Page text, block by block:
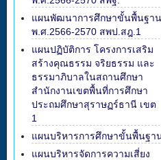
แผนพัฒนาการศึกษาขั้นพื้นฐาน
พ.ศ.2566-2570 สพป.สฎ.1
แผนปฏิบัติการ โครงการเสริม
สร้างคุณธรรม จริยธรรม และ
ธรรมาภิบาลในสถานศึกษา
สำนักงานเขตพื้นที่การศึกษา
ประถมศึกษาสุราษฏร์ธานี เขต
1
แผนบริหารการศึกษาขั้นพื้นฐา
แผนบริหารจัดการความเสี่ยง